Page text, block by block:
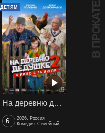
ДЕТЯМ
На деревню дедушке 2
6+
2026, Россия
Комедия, Семейный
В ПРОКАТЕ